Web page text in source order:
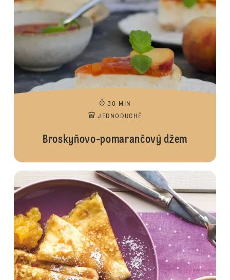
30 MIN
JEDNODUCHÉ
Broskyňovo-pomarančový džem